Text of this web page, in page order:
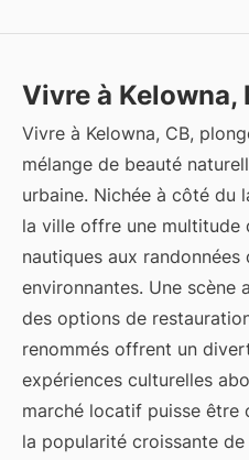
Vivre à Kelowna,
Vivre à Kelowna, CB,
mélange de beauté
urbaine. Nichée à côté du
la ville offre une
nautiques aux randonnées
environnantes. Une scène
des options de
renommés offrent un
expériences culturelles
marché locatif puisse être
la popularité croissante de